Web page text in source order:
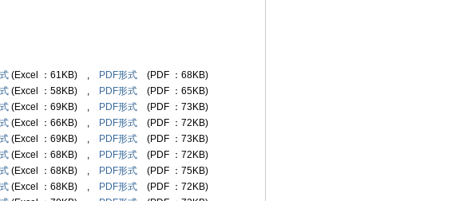
(Excel ：61KB) , PDF形式 (PDF ：68KB)
(Excel ：58KB) , PDF形式 (PDF ：65KB)
(Excel ：69KB) , PDF形式 (PDF ：73KB)
(Excel ：66KB) , PDF形式 (PDF ：72KB)
(Excel ：69KB) , PDF形式 (PDF ：73KB)
(Excel ：68KB) , PDF形式 (PDF ：72KB)
(Excel ：68KB) , PDF形式 (PDF ：75KB)
(Excel ：68KB) , PDF形式 (PDF ：72KB)